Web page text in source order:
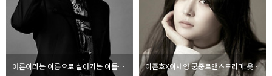
어른이라는 이름으로 살아가는 이들이야기 드라마 너는 나의 봄 이준호X이세영 궁중로맨스드라마 옷소매 붉은 끝동(+붉은끝동 의미)